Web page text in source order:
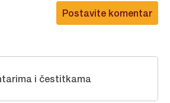
Postavite komentar
i čestitkama